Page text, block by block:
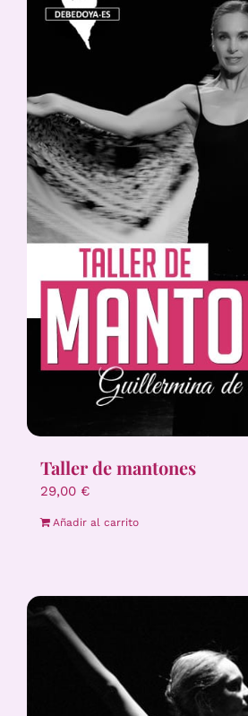
Taller de mantones
29,00 €
Añadir al carrito